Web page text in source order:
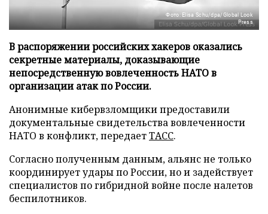
Фото: Elisa Schu/dpa/Global Look
Press
В распоряжении российских хакеров оказались
секретные материалы, доказывающие
непосредственную вовлеченность НАТО в
организации атак по России.
Анонимные кибервзломщики предоставили
документальные свидетельства вовлеченности
НАТО в конфликт, передаетТАСС.
Согласно полученным данным, альянс не только
координирует удары по России, но и задействует
специалистов по гибридной войне после налетов
беспилотников.